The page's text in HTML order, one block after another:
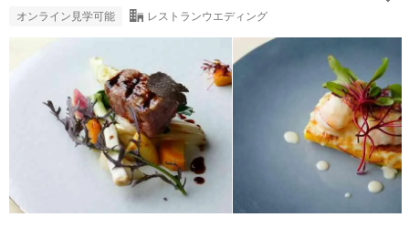
オンライン見学可能 レストランウエディング